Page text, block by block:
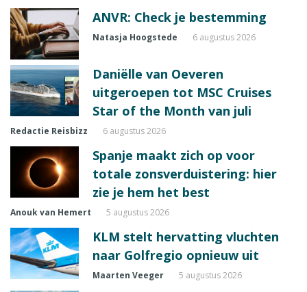
ANVR: Check je bestemming
Natasja Hoogstede 6 augustus 2026
Daniëlle van Oeveren
uitgeroepen tot MSC Cruises
Star of the Month van juli
Redactie Reisbizz 6 augustus 2026
Spanje maakt zich op voor
totale zonsverduistering: hier
zie je hem het best
Anouk van Hemert 5 augustus 2026
KLM stelt hervatting vluchten
naar Golfregio opnieuw uit
Maarten Veeger 5 augustus 2026